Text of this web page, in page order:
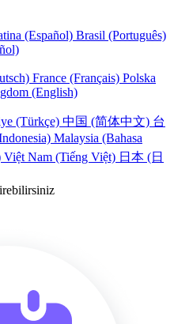
(Español) Brasil (Português)
France (Français) Polska
(English)
(Türkçe) 中国 (简体中文) 台
Malaysia (Bahasa
Việt Nam (Tiếng Việt) 日本 (日